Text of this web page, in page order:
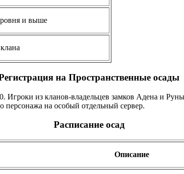
и выше
на Пространственные осады
Игроки из кланов-владельцев замков Адена и
персонажа на особый отдельный сервер.
Расписаниеосад
Описание